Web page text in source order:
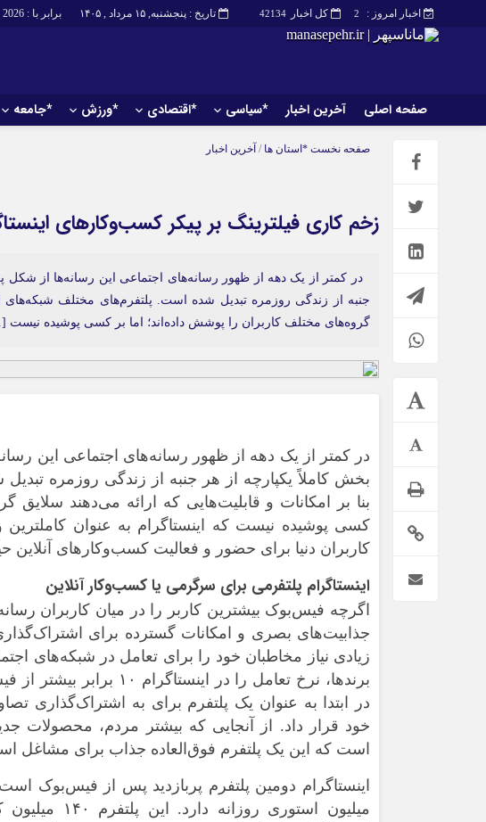
کل اخبار 42134 اخبار امروز : 2 تاریخ : پنجشنبه, ۱۵ مرداد , ۱۴۰۵ برابر با : Thursday - 6 - August - 2026
صفحه اصلی آخرین اخبار *سیاسی *اقتصادی *ورزش *جامعه
صفحه اصلی
*فرهنگی
ایثار و شهادت
دفاع مقدس
*جهان
بین الملل
آسیای غربی
آمریکا و اروپا
صفحه نخست *استان ها / آخرین اخبار
زخم کاری فیلترینگ بر پیکر کسب‌وکارهای
در کمتر از یک دهه از ظهور رسانه‌های اجتماعی این رسانه‌ها از شکل
جنبه از زندگی روزمره تبدیل شده است. پلتفرم‌های مختلف شبکه‌های
گروه‌های مختلف کاربران را پوشش داده‌اند؛ اما بر کسی پوشیده نیست
در کمتر از یک دهه از ظهور رسانه‌های اجتماعی این
بخش کاملاً یکپارچه از هر جنبه از زندگی روزمره
بنا بر امکانات و قابلیت‌هایی که ارائه می‌دهند سلایق
کسی پوشیده نیست که اینستاگرام به عنوان
کاربران دنیا برای حضور و فعالیت کسب‌وکارهای آنلاین
اینستاگرام پلتفرمی برای سرگرمی یا کسب‌وکار آنلاین
اگرچه فیس‌بوک بیشترین کاربر را در میان کاربران
جذابیت‌های بصری و امکانات گسترده برای
زیادی نیاز مخاطبان خود را برای تعامل در شبکه‌های
برندها، نرخ تعامل را در
در ابتدا به عنوان یک پلتفرم برای به اشتراک‌گذاری
خود قرار داد. از آنجایی که بیشتر مردم، محصولات
است که این یک پلتفرم فوق‌العاده جذاب برای مشاغل